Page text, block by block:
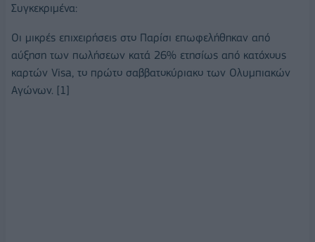
Συγκεκριμένα:
Οι μικρές επιχειρήσεις στο Παρίσι επωφελήθηκαν από
αύξηση των πωλήσεων κατά 26% ετησίως από κατόχους
καρτών Visa, το πρώτο σαββατοκύριακο των Ολυμπιακών
Αγώνων. [1]